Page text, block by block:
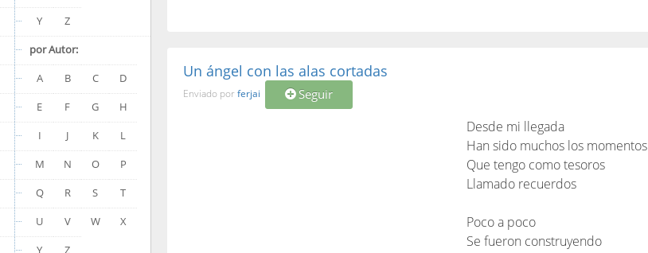
Y
Z
por Autor:
A
B C
D
E
F G
H
I
J K
L
M
N O
P
Q
R S
T
U
V W
X
Y
Z
Un ángel con las alas cortadas
Enviado por ferjai Seguir
Desde mi llegada
Han sido muchos los momentos
Que tengo como tesoros
Llamado recuerdos
Poco a poco
Se fueron construyendo